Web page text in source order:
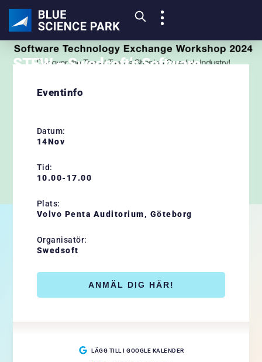
STEW – Swedsoft’s Software
2024
Upptäck de främsta AI-trenderna som formar svensk
industri!
Blue Science Park är stolt medlem av Swedsoft, som bjuder
innovationsledning.
Eventinfo
Datum:
14Nov
Tid:
10.00-17.00
Plats:
Volvo Penta Auditorium, Göteborg
Organisatör:
Swedsoft
ANMÄL DIG HÄR!
LÄGG TILL I GOOGLE KALENDER